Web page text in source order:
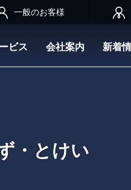
ビス 会社案内 新着
一般のお客様
・とけい